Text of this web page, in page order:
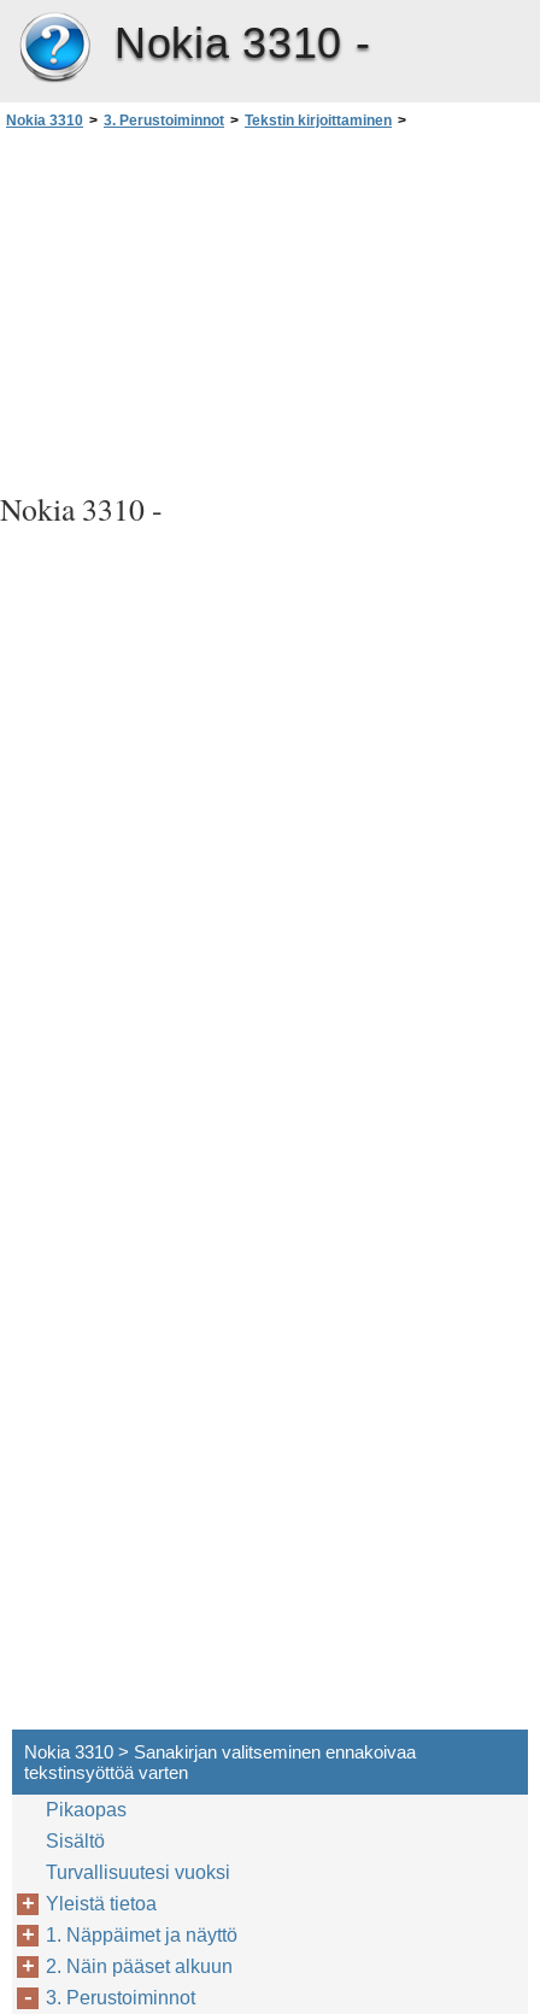
Nokia 3310 -
Nokia 3310 > 3. Perustoiminnot > Tekstin kirjoittaminen >
Nokia 3310 -
Nokia 3310 > Sanakirjan valitseminen ennakoivaa
tekstinsyöttöä varten
Pikaopas
Sisältö
Turvallisuutesi vuoksi
Yleistä tietoa
1. Näppäimet ja näyttö
2. Näin pääset alkuun
3. Perustoiminnot